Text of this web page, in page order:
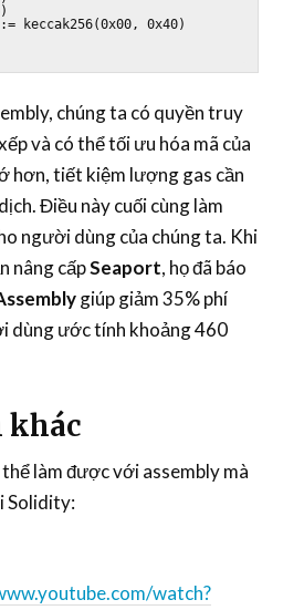
chúng ta có quyền truy
và có thể tối ưu hóa mã của
hơn, tiết kiệm lượng gas cần
Điều này cuối cùng làm
người dùng của chúng ta. Khi
nâng cấpSeaport, họ đã báo
giúp giảm 35% phí
dùng ước tính khoảng 460
khác
làm được với assembly mà
Solidity:
watch?